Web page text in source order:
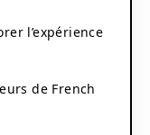
l’expérience
de French